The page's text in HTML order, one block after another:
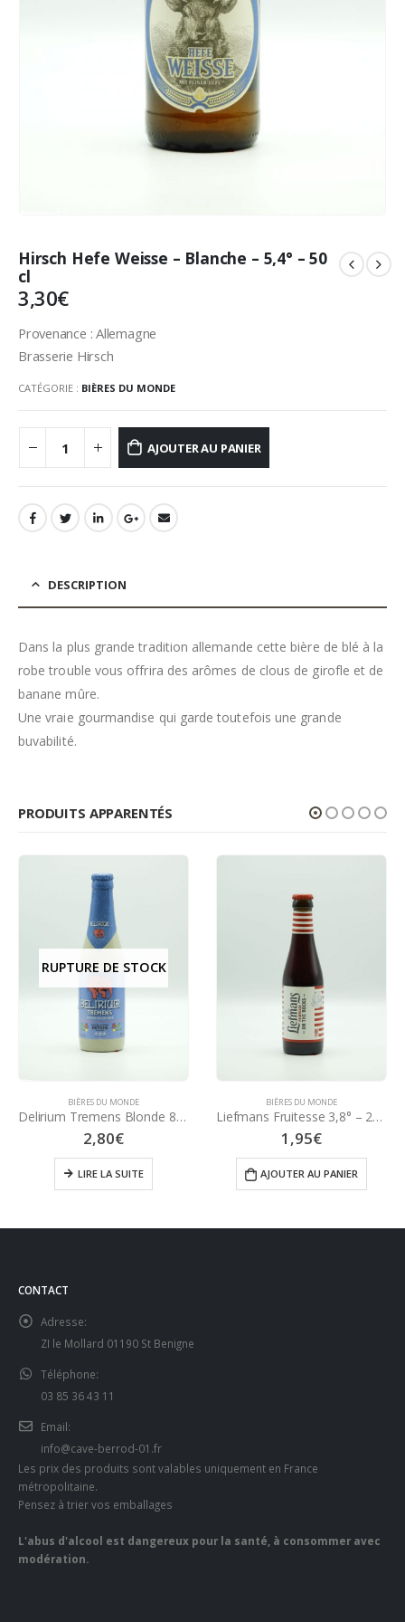
Hirsch Hefe Weisse – Blanche – 5,4° – 50
cl
3,30€
Provenance : Allemagne
Brasserie Hirsch
CATÉGORIE : BIÈRES DU MONDE
AJOUTER AU PANIER
DESCRIPTION
Dans la plus grande tradition allemande cette bière de blé à la
robe trouble vous offrira des arômes de clous de girofle et de
banane mûre.
Une vraie gourmandise qui garde toutefois une grande
buvabilité.
PRODUITS APPARENTÉS
RUPTURE DE STOCK
BIÈRES DU MONDE
Delirium Tremens Blonde 8,5° – 33 cl
2,80€
LIRE LA SUITE
BIÈRES DU MONDE
Liefmans Fruitesse 3,8° – 25 cl
1,95€
AJOUTER AU PANIER
CONTACT
Adresse:
ZI le Mollard 01190 St Benigne
Téléphone:
03 85 36 43 11
Email:
info@cave-berrod-01.fr
Les prix des produits sont valables uniquement en France
métropolitaine.
Pensez à trier vos emballages
L'abus d'alcool est dangereux pour la santé, à consommer avec
modération.